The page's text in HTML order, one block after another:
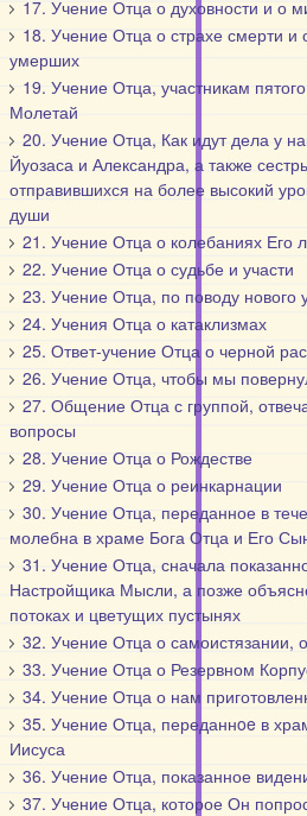
17. Учение Отца о духовности и о
18. Учение Отца о страхе смерти
умерших
19. Учение Отца, участникам
Молетай
20. Учение Отца, Как идут дела у
Йуозаса и Александра, а также
отправившихся на более высокий
души
21. Учение Отца о колебаниях Его
22. Учение Отца о судьбе и участи
23. Учение Отца, по поводу нового
24. Учения Отца о катаклизмах
25. Ответ-учение Отца о черной
26. Учение Отца, чтобы мы
27. Общение Отца с группой,
вопросы
28. Учение Отца о Рождестве
29. Учение Отца о реинкарнации
30. Учение Отца, переданное в
молебна в храме Бога Отца и Его
31. Учение Отца, сначала
Настройщика Мысли, а позже
потоках и цветущих пустынях
32. Учение Отца о самоистязании,
33. Учение Отца о Резервном
34. Учение Отца о нам
35. Учение Отца, переданнoe в
Иисуса
36. Учение Отца, показанное
37. Учение Отца, которое Он